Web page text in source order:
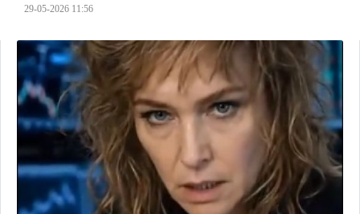
29-05-2026 11:56